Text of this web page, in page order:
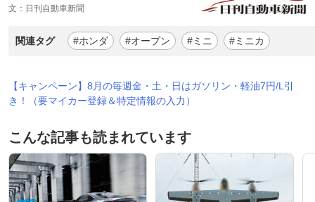
文：日刊自動車新聞
関連タグ #ホンダ #オープン #ミニ #ミニカ
【キャンペーン】8月の毎週金・土・日はガソリン・軽油7円/L引
き！（要マイカー登録＆特定情報の入力）
こんな記事も読まれています